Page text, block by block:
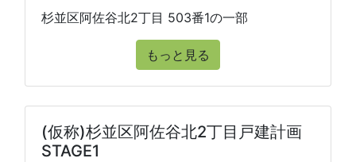
杉並区阿佐谷北2丁目 503番1の一部
もっと見る
(仮称)杉並区阿佐谷北2丁目戸建計画
STAGE1